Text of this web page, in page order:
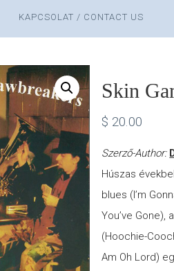
KAPCSOLAT / CONTACT US
Skin
$ 20.00
Szerző-Author:
Húszas
blues (I’m
You’ve
(Hoochie-
Am Oh Lord)